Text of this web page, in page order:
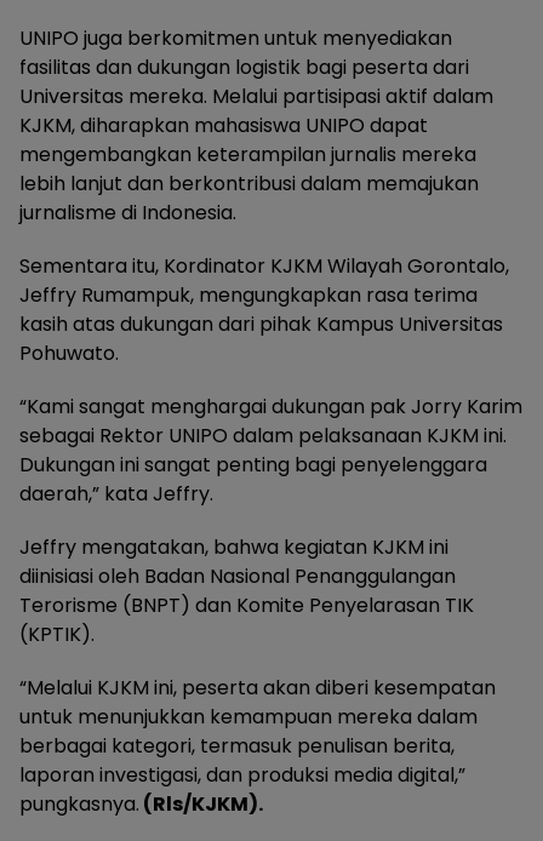
UNIPO juga berkomitmen untuk menyediakan
fasilitas dan dukungan logistik bagi peserta dari
Universitas mereka. Melalui partisipasi aktif dalam
KJKM, diharapkan mahasiswa UNIPO dapat
mengembangkan keterampilan jurnalis mereka
lebih lanjut dan berkontribusi dalam memajukan
jurnalisme di Indonesia.
Sementara itu, Kordinator KJKM Wilayah Gorontalo,
Jeffry Rumampuk, mengungkapkan rasa terima
kasih atas dukungan dari pihak Kampus Universitas
Pohuwato.
“Kami sangat menghargai dukungan pak Jorry Karim
sebagai Rektor UNIPO dalam pelaksanaan KJKM ini.
Dukungan ini sangat penting bagi penyelenggara
daerah,” kata Jeffry.
Jeffry mengatakan, bahwa kegiatan KJKM ini
diinisiasi oleh Badan Nasional Penanggulangan
Terorisme (BNPT) dan Komite Penyelarasan TIK
(KPTIK).
“Melalui KJKM ini, peserta akan diberi kesempatan
untuk menunjukkan kemampuan mereka dalam
berbagai kategori, termasuk penulisan berita,
laporan investigasi, dan produksi media digital,”
pungkasnya. (Rls/KJKM).